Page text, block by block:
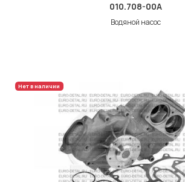
010.708-00A
Водяной насос
Нет в наличии